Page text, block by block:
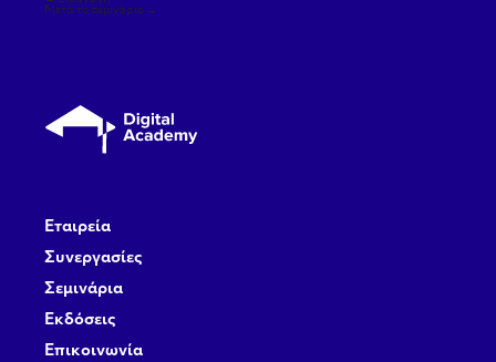
άρθρων
Μετά το σεμινάριο →
Εταιρεία
Συνεργασίες
Σεμινάρια
Εκδόσεις
Επικοινωνία